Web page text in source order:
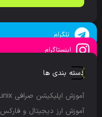
تلگرام
اینستاگرام
دسته بندی ها
آموزش اپلیکیشن صرافی Bitunix
آموزش ارز دیجیتال و فارکس